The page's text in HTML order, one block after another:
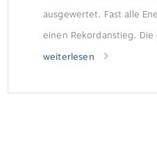
ausgewertet. Fast alle
einen Rekordanstieg.
aktuelle Prognose macht
weiterlesen